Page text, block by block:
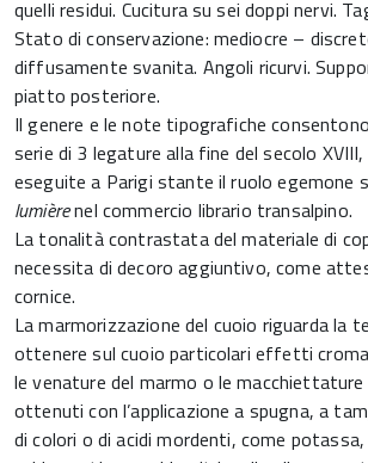
quelli residui. Cucitura su sei doppi nervi.
Stato di conservazione: mediocre –
diffusamente svanita. Angoli ricurvi.
piatto posteriore.
Il genere e le note tipografiche
serie di 3 legature alla fine del secolo
eseguite a Parigi stante il ruolo egemone
lumièrenel commercio librario transalpino.
La tonalità contrastata del materiale di
necessita di decoro aggiuntivo, come
cornice.
La marmorizzazione del cuoio riguarda la
ottenere sul cuoio particolari effetti
le venature del marmo o le
ottenuti con l’applicazione a spugna, a
di colori o di acidi mordenti, come